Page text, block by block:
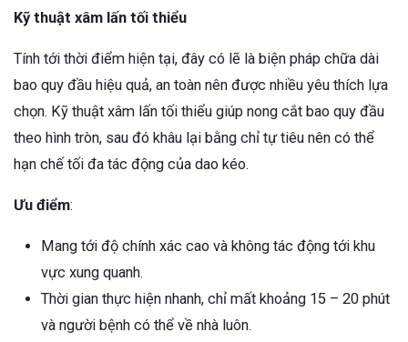
Kỹ thuật xâm lấn tối thiểu
Tính tới thời điểm hiện tại, đây có lẽ là biện pháp chữa dài
bao quy đầu hiệu quả, an toàn nên được nhiều yêu thích lựa
chọn. Kỹ thuật xâm lấn tối thiểu giúp nong cắt bao quy đầu
theo hình tròn, sau đó khâu lại bằng chỉ tự tiêu nên có thể
hạn chế tối đa tác động của dao kéo.
Ưu điểm:
Mang tới độ chính xác cao và không tác động tới khu
vực xung quanh.
Thời gian thực hiện nhanh, chỉ mất khoảng 15 – 20 phút
và người bệnh có thể về nhà luôn.